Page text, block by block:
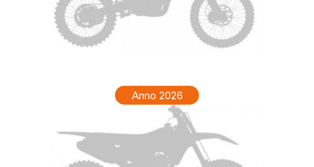
Anno 2026